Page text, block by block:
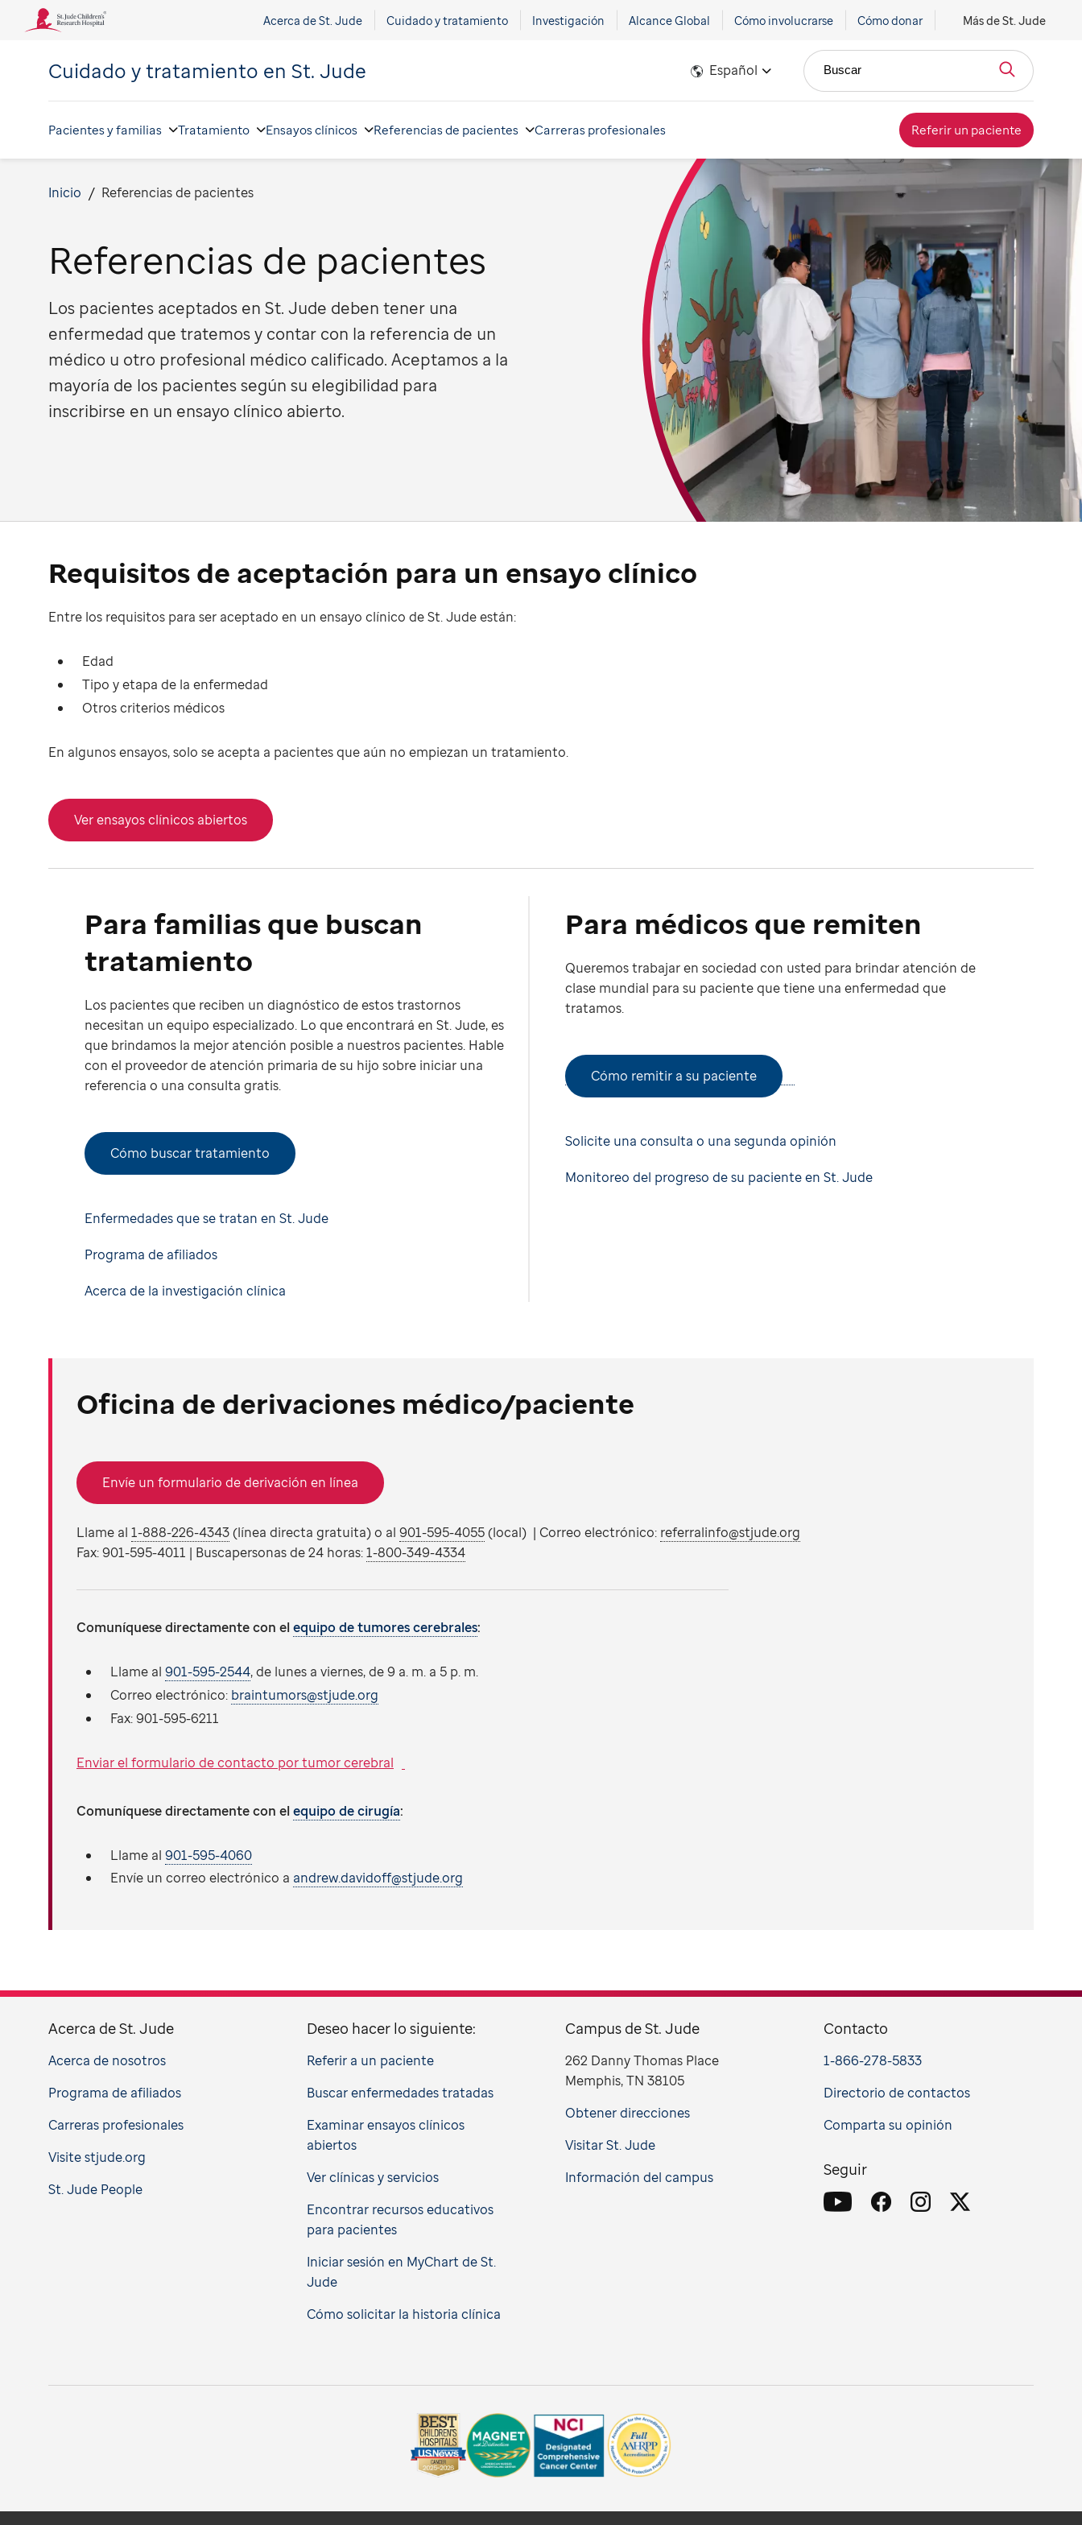
Acerca de St. Jude Cuidado y tratamiento Investigación Alcance Global Cómo involucrarse Cómo donar Más de St. Jude
Cuidado y tratamiento en St. Jude Español Buscar
Pacientes y familias Tratamiento Ensayos clínicos Referencias de pacientes Carreras profesionales Referir un paciente
Inicio Referencias de pacientes
Referencias de pacientes
Los pacientes aceptados en St. Jude deben tener una
enfermedad que tratemos y contar con la referencia de un
médico u otro profesional médico calificado. Aceptamos a la
mayoría de los pacientes según su elegibilidad para
inscribirse en un ensayo clínico abierto.
Requisitos de aceptación para un ensayo clínico
Entre los requisitos para ser aceptado en un ensayo clínico de St. Jude están:
Edad
Tipo y etapa de la enfermedad
Otros criterios médicos
En algunos ensayos, solo se acepta a pacientes que aún no empiezan un tratamiento.
Ver ensayos clínicos abiertos
Para familias que buscan
tratamiento
Los pacientes que reciben un diagnóstico de estos trastornos
necesitan un equipo especializado. Lo que encontrará en St. Jude, es
que brindamos la mejor atención posible a nuestros pacientes. Hable
con el proveedor de atención primaria de su hijo sobre iniciar una
referencia o una consulta gratis.
Cómo buscar tratamiento
Enfermedades que se tratan en St. Jude
Programa de afiliados
Acerca de la investigación clínica
Para médicos que remiten
Queremos trabajar en sociedad con usted para brindar atención de
clase mundial para su paciente que tiene una enfermedad que
tratamos.
Cómo remitir a su paciente
Solicite una consulta o una segunda opinión
Monitoreo del progreso de su paciente en St. Jude
Oficina de derivaciones médico/paciente
Envíe un formulario de derivación en línea
Llame al 1-888-226-4343(línea directa gratuita) o al 901-595-4055(local) | Correo electrónico: referralinfo@stjude.org
Fax: 901-595-4011 | Buscapersonas de 24 horas:1-800-349-4334
Comuníquese directamente con el equipo de tumores cerebrales:
Llame al 901-595-2544, de lunes a viernes, de 9 a. m. a 5 p. m.
Correo electrónico: braintumors@stjude.org
Fax:901-595-6211
Enviar el formulario de contacto por tumor cerebral
Comuníquese directamente con el equipo de cirugía:
Llame al 901-595-4060
Envíe un correo electrónico a andrew.davidoff@stjude.org
Acerca de St. Jude
Acerca de nosotros
Programa de afiliados
Carreras profesionales
Visite stjude.org
St. Jude People
Deseo hacer lo siguiente:
Referir a un paciente
Buscar enfermedades tratadas
Examinar ensayos clínicos
abiertos
Ver clínicas y servicios
Encontrar recursos educativos
para pacientes
Iniciar sesión en MyChart de St.
Jude
Cómo solicitar la historia clínica
Campus de St. Jude
262 Danny Thomas Place
Memphis, TN 38105
Obtener direcciones
Visitar St. Jude
Información del campus
Contacto
1-866-278-5833
Directorio de contactos
Comparta su opinión
Seguir